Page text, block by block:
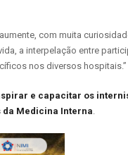
com muita
a interpelação entre
nos diversos hospitais.”
e capacitar os
Medicina Interna